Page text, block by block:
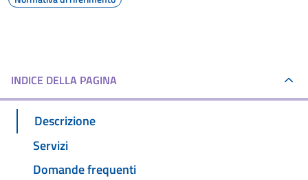
INDICE DELLA PAGINA
Descrizione
Servizi
Domande frequenti